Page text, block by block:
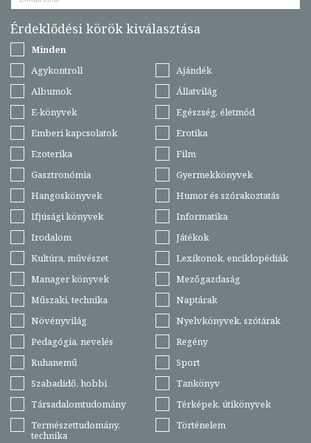
Érdeklődési körök kiválasztása
Minden
Agykontroll
Ajándék
Albumok
Állatvilág
E-könyvek
Egészség, életmód
Emberi kapcsolatok
Erotika
Ezoterika
Film
Gasztronómia
Gyermekkönyvek
Hangoskönyvek
Humor és szórakoztatás
Ifjúsági könyvek
Informatika
Irodalom
Játékok
Kultúra, művészet
Lexikonok, enciklopédiák
Manager könyvek
Mezőgazdaság
Műszaki, technika
Naptárak
Növényvilág
Nyelvkönyvek, szótárak
Pedagógia, nevelés
Regény
Ruhanemű
Sport
Szabadidő, hobbi
Tankönyv
Társadalomtudomány
Térképek, útikönyvek
Természettudomány,
technika
Történelem